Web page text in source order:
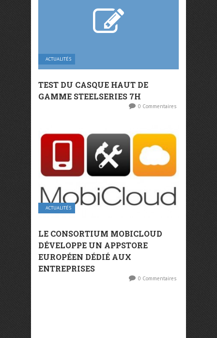
ACTUALITÉS
TEST DU CASQUE HAUT DE
GAMME STEELSERIES 7H
0 Commentaires
ACTUALITÉS
LE CONSORTIUM MOBICLOUD
DÉVELOPPE UN APPSTORE
EUROPÉEN DÉDIÉ AUX
ENTREPRISE​S
0 Commentaires